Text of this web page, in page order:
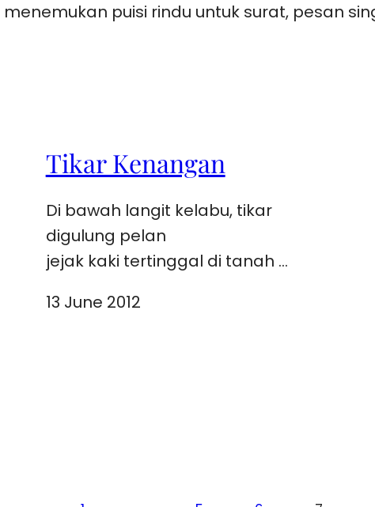
puisi rindu untuk surat, pesan
Tikar Kenangan
Di bawah langit kelabu, tikar
digulung pelan
jejak kaki tertinggal di tanah …
13 June 2012